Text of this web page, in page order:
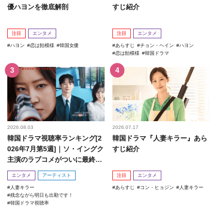
優ハヨンを徹底解剖
注目 エンタメ
ハヨン 恋は飴模様 韓国女優
すじ紹介
注目 エンタメ
あらすじ チョン・ヘイン
ハヨン
恋は飴模様
韓国ドラマ
2026.08.03
韓国ドラマ視聴率ランキング[2
026年7月第5週]｜ソ・イングク
主演のラブコメがついに最終
回！
エンタメ アーティスト
人妻キラー
残念ながら明日も出勤です！
韓国ドラマ視聴率
2026.07.17
韓国ドラマ『人妻キラー』あら
すじ紹介
注目 エンタメ
あらすじ コン・ヒョジン 人妻キラー